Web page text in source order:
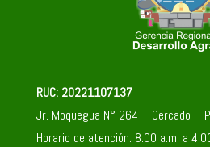
RUC: 20221107137
Jr. Moquegua N° 264 – Cercado –
Horario de atención: 8:00 a.m. a